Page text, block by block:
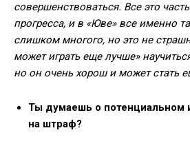
совершенствоваться. Все это
прогресса, и в «Юве» все именно
слишком многого, но это не
может играть еще лучше»
но он очень хорош и может стать
Ты думаешь о потенциальном
на штраф?